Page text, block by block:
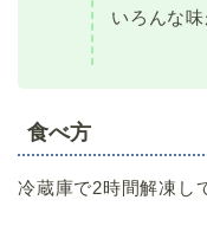
いろんな
食べ方
冷蔵庫で2時間解凍し